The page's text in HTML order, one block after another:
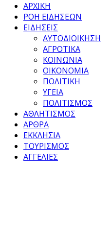
ΑΡΧΙΚΗ
ΡΟΗ ΕΙΔΗΣΕΩΝ
ΕΙΔΗΣΕΙΣ
ΑΥΤΟΔΙΟΙΚΗΣΗ
ΑΓΡΟΤΙΚΑ
ΚΟΙΝΩΝΙΑ
ΟΙΚΟΝΟΜΙΑ
ΠΟΛΙΤΙΚΗ
ΥΓΕΙΑ
ΠΟΛΙΤΙΣΜΟΣ
ΑΘΛΗΤΙΣΜΟΣ
ΑΡΘΡΑ
ΕΚΚΛΗΣΙΑ
ΤΟΥΡΙΣΜΟΣ
ΑΓΓΕΛΙΕΣ